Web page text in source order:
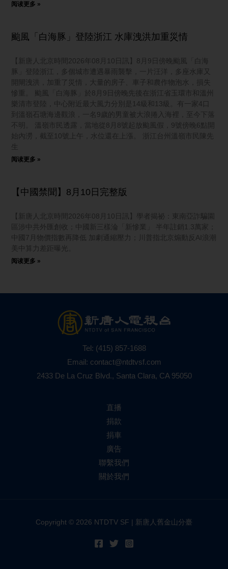
阅读更多 »
颱風「白海豚」登陸浙江 水庫洩洪加重災情
【新唐人北京時間2026年08月10日訊】8月9日傍晚颱風「白海
豚」登陸浙江，多個城市遭遇暴雨襲擊，一片汪洋，多座水庫又
開閘洩洪，加重了災情，大量的房子、車子和農作物泡水，損失
慘重。 颱風「白海豚」於8月9日傍晚先後在浙江省玉環市和溫州
樂清市登陸，中心附近最大風力分別是14級和13級。有一家4口
到溫嶺石塘海邊觀浪，一名9歲的男童被大浪捲入海裡，至今下落
不明。 溫嶺市民透露，當地從8月8號起放颱風假，9號傍晚6點開
始內澇，截至10號上午，水位還在上漲。 浙江台州溫嶺市民陳先
生
阅读更多 »
【中國禁聞】8月10日完整版
【新唐人北京時間2026年08月10日訊】學者揭祕：東南亞詐騙園
區涉中共外匯創收；中國新三樣淪「新慘業」 半年註銷1.3萬家；
中國7月物價指數再降低 加劇通縮壓力；川普指北京煽動反AI浪潮
美中算力差距曝光。
阅读更多 »
Tel: (415) 857-1688
Email: contact@ntdtvsf.com
2433 De La Cruz Blvd., Santa Clara, CA 95050
直播
捐款
捐車
廣告
聯繫我們
關於我們
Copyright © 2026 NTDTV SF | 新唐人舊金山分臺